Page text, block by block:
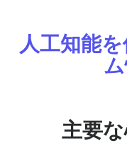
人工知能
主要